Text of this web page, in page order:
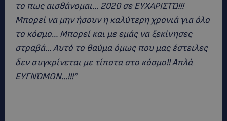
το πως αισθάνομαι… 2020 σε ΕΥΧΑΡΙΣΤΏ!!!
Μπορεί να μην ήσουν η καλύτερη χρονιά για όλο
το κόσμο… Μπορεί και με εμάς να ξεκίνησες
στραβά… Αυτό το θαύμα όμως που μας έστειλες
δεν συγκρίνεται με τίποτα στο κόσμο!! Απλά
ΕΥΓΝΏΜΩΝ…!!!”